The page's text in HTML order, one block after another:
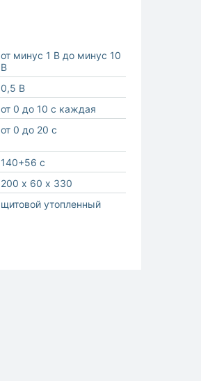
от минус 1 В до минус 10
В
0,5 В
от 0 до 10 с каждая
от 0 до 20 с
140+56 с
200 х 60 х 330
щитовой утопленный